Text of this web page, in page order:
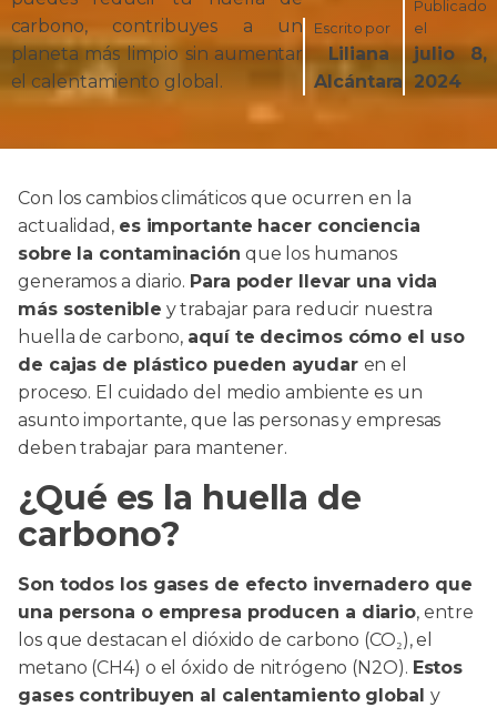
carbono, contribuyes a un
planeta más limpio sin aumentar
el calentamiento global.
Escrito por
Liliana
Alcántara
Publicado
el
julio 8,
2024
Con los cambios climáticos que ocurren en la
actualidad, es importante hacer conciencia
sobre la contaminación que los humanos
generamos a diario. Para poder llevar una vida
más sostenible y trabajar para reducir nuestra
huella de carbono, aquí te decimos cómo el uso
de cajas de plástico pueden ayudar en el
proceso. El cuidado del medio ambiente es un
asunto importante, que las personas y empresas
deben trabajar para mantener.
¿Qué es la huella de
carbono?
Son todos los gases de efecto invernadero que
una persona o empresa producen a diario, entre
los que destacan el dióxido de carbono (CO₂), el
metano (CH4) o el óxido de nitrógeno (N2O). Estos
gases contribuyen al calentamiento global y